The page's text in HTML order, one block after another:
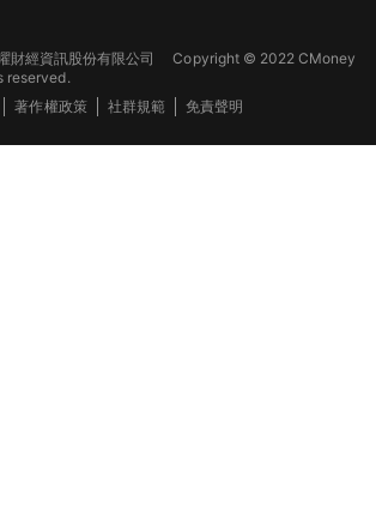
財經資訊股份有限公司Copyright © 2022 CMoney
reserved.
著作權政策 社群規範 免責聲明